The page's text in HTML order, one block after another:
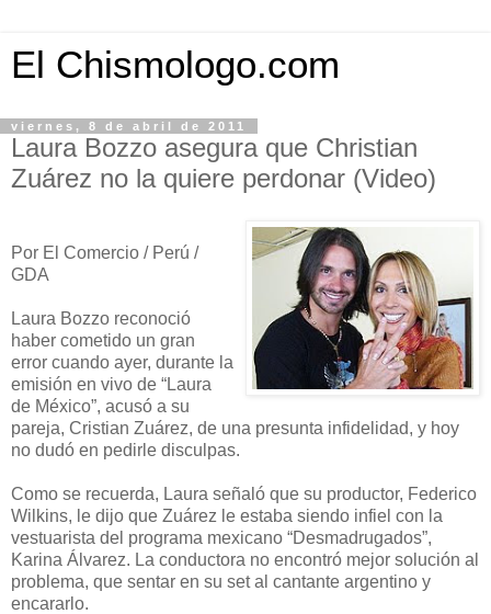
El Chismologo.com
viernes, 8 de abril de 2011
Laura Bozzo asegura que Christian
Zuárez no la quiere perdonar (Video)
Por El Comercio / Perú /
GDA
Laura Bozzo reconoció
haber cometido un gran
error cuando ayer, durante la
emisión en vivo de “Laura
de México”, acusó a su
pareja, Cristian Zuárez, de una presunta infidelidad, y hoy
no dudó en pedirle disculpas.
Como se recuerda, Laura señaló que su productor, Federico
Wilkins, le dijo que Zuárez le estaba siendo infiel con la
vestuarista del programa mexicano “Desmadrugados”,
Karina Álvarez. La conductora no encontró mejor solución al
problema, que sentar en su set al cantante argentino y
encararlo.